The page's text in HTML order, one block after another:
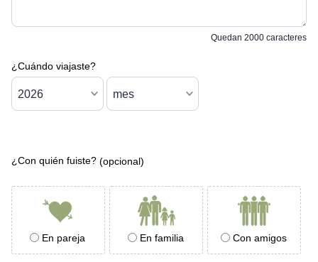
Quedan 2000 caracteres
¿Cuándo viajaste?
¿Con quién fuiste? (opcional)
En pareja En familia Con amigos